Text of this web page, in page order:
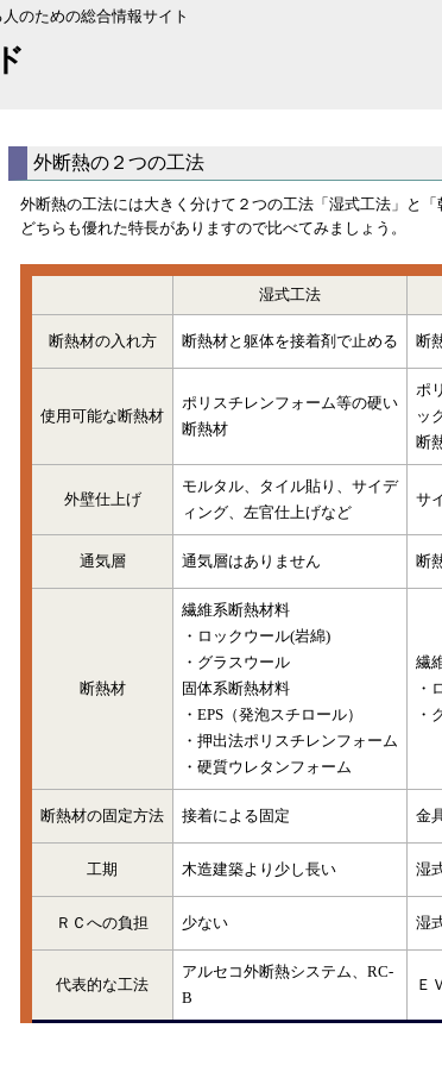
のための総合情報サイト
外断熱の２つの工法
外断熱の工法には大きく分けて２つの工法「湿式工法」と「
どちらも優れた特長がありますので比べてみましょう。
湿式工法
断熱材の入れ方 断熱材と躯体を接着剤で止める 断
使用可能な断熱材
ポリスチレンフォーム等の硬い
断熱材
ポ
ッ
断
外壁仕上げ
モルタル、タイル貼り、サイデ
ィング、左官仕上げなど
サ
通気層 通気層はありません 断
断熱材
繊維系断熱材料
・ロックウール(岩綿)
・グラスウール
固体系断熱材料
・EPS（発泡スチロール）
・押出法ポリスチレンフォーム
・硬質ウレタンフォーム
繊
・
・
断熱材の固定方法 接着による固定 金
工期 木造建築より少し長い 湿
ＲＣへの負担 少ない 湿
代表的な工法
アルセコ外断熱システム、RC-
B
Ｅ